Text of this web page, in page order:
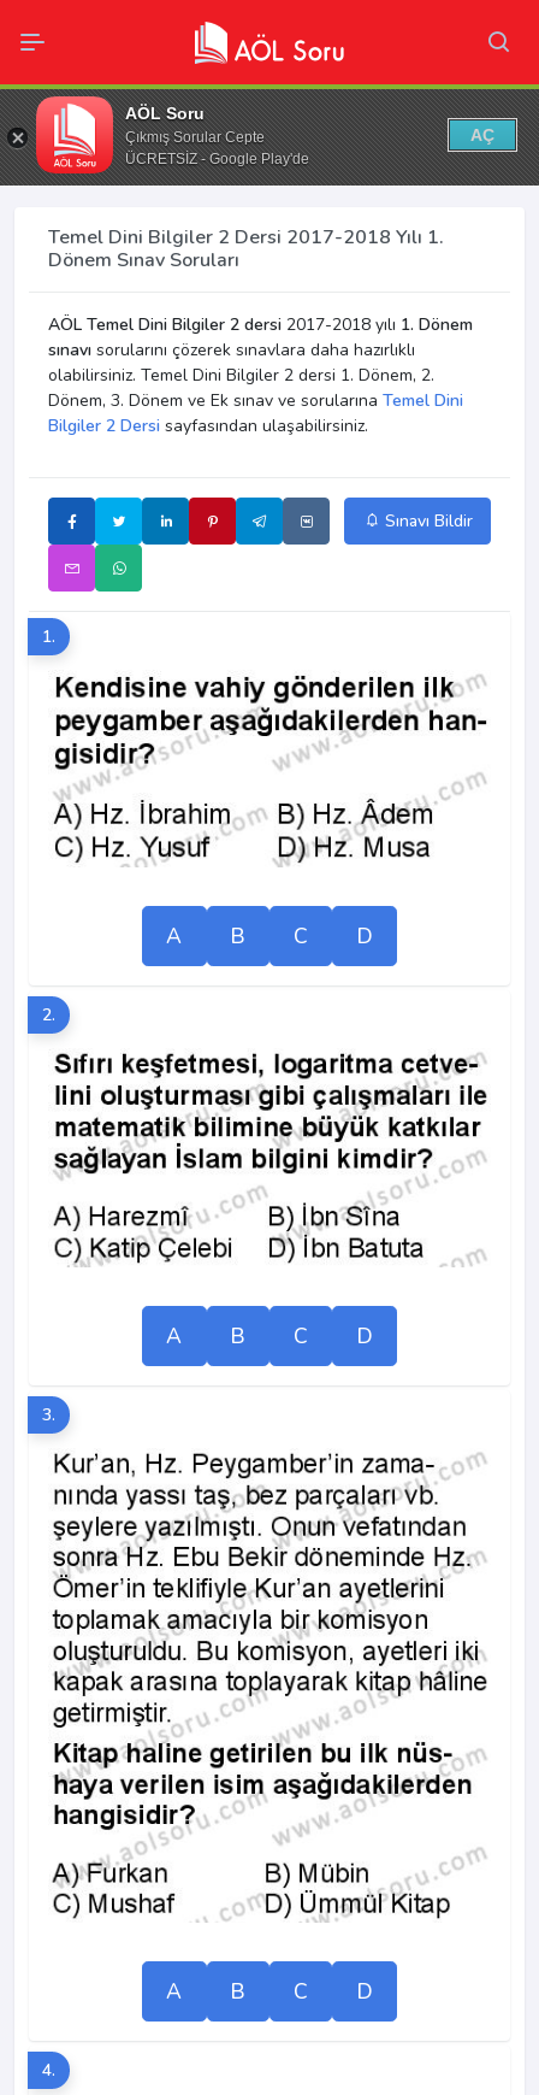
AÖL Soru
Çıkmış Sorular Cepte
ÜCRETSİZ - Google Play'de
AÇ
Temel Dini Bilgiler 2 Dersi 2017-2018 Yılı 1.
Dönem Sınav Soruları
AÖL Temel Dini Bilgiler 2 dersi 2017-2018 yılı 1. Dönem
sınavı sorularını çözerek sınavlara daha hazırlıklı
olabilirsiniz. Temel Dini Bilgiler 2 dersi 1. Dönem, 2.
Dönem, 3. Dönem ve Ek sınav ve sorularına Temel Dini
Bilgiler 2 Dersi sayfasından ulaşabilirsiniz.
Sınavı Bildir
1.
A B C D
2.
A B C D
3.
A B C D
4.